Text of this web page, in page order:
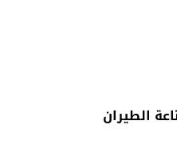
الطيران